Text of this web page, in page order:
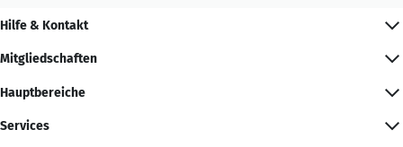
Hilfe & Kontakt
Mitgliedschaften
Hauptbereiche
Services